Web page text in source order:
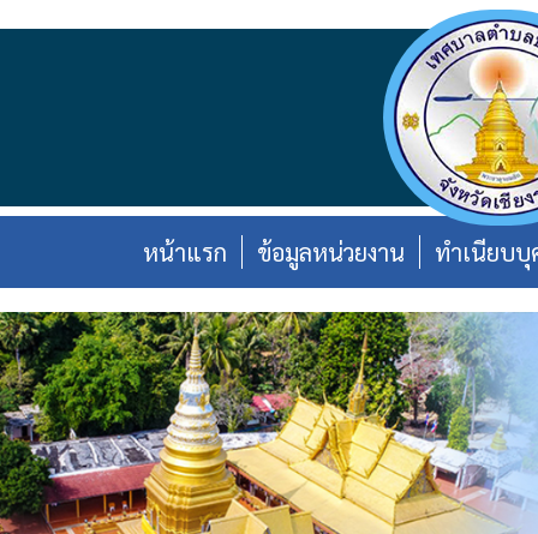
หน้าแรก ข้อมูลหน่วยงาน ทำเนียบบุ